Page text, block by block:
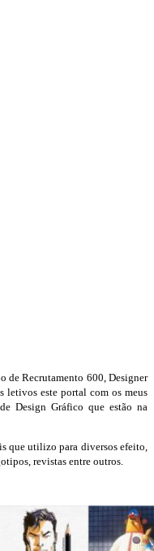
de Recrutamento 600, Designer
letivos este portal com os meus
Design Gráfico que estão na
que utilizo para diversos efeito,
revistas entre outros.